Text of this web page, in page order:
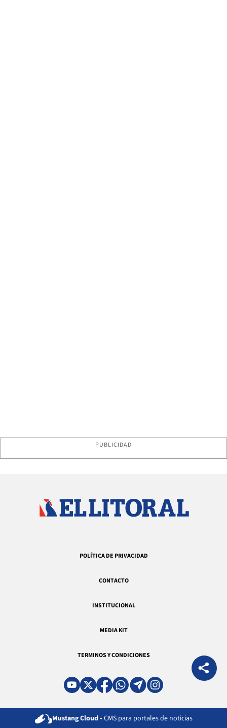
PUBLICIDAD
POLÍTICA DE PRIVACIDAD
CONTACTO
INSTITUCIONAL
MEDIA KIT
TERMINOS Y CONDICIONES
Mustang Cloud - CMS para portales de noticias